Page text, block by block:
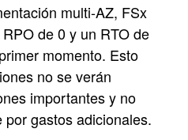
multi-AZ, FSx
de 0 y un RTO de
momento. Esto
no se verán
importantes y no
gastos adicionales.